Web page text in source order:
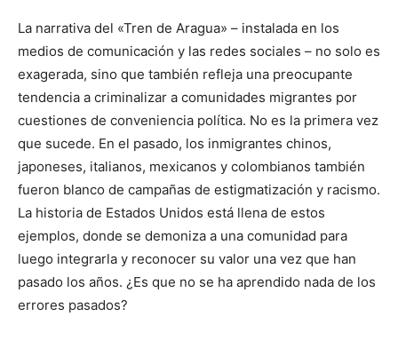
La narrativa del «Tren de Aragua» – instalada en los
medios de comunicación y las redes sociales – no solo es
exagerada, sino que también refleja una preocupante
tendencia a criminalizar a comunidades migrantes por
cuestiones de conveniencia política. No es la primera vez
que sucede. En el pasado, los inmigrantes chinos,
japoneses, italianos, mexicanos y colombianos también
fueron blanco de campañas de estigmatización y racismo.
La historia de Estados Unidos está llena de estos
ejemplos, donde se demoniza a una comunidad para
luego integrarla y reconocer su valor una vez que han
pasado los años. ¿Es que no se ha aprendido nada de los
errores pasados?